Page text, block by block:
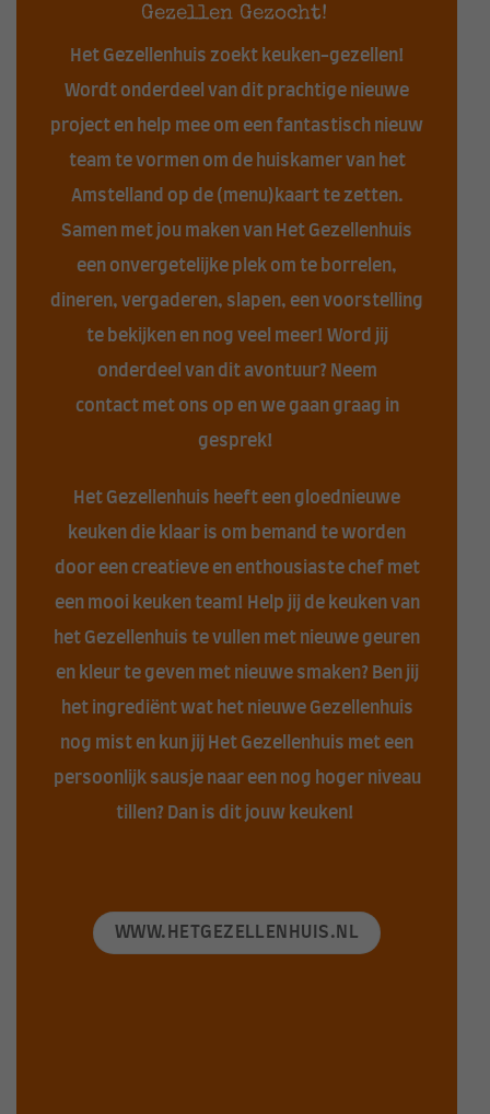
Gezellen Gezocht!
Het Gezellenhuis zoekt keuken-gezellen!
Wordt onderdeel van dit prachtige nieuwe
project en help mee om een fantastisch nieuw
team te vormen om de huiskamer van het
Amstelland op de (menu)kaart te zetten.
Samen met jou maken van Het Gezellenhuis
een onvergetelijke plek om te borrelen,
dineren, vergaderen, slapen, een voorstelling
te bekijken en nog veel meer! Word jij
onderdeel van dit avontuur? Neem
contactmet ons op en we gaan graag in
gesprek!
Het Gezellenhuis heeft een gloednieuwe
keuken die klaar is om bemand te worden
door een creatieve en enthousiaste chef met
een mooi keuken team! Help jij de keuken van
het Gezellenhuis te vullen met nieuwe geuren
en kleur te geven met nieuwe smaken? Ben jij
het ingrediënt wat het nieuwe Gezellenhuis
nog mist en kun jij Het Gezellenhuis met een
persoonlijk sausje naar een nog hoger niveau
tillen? Dan is dit jouw keuken!
WWW.HETGEZELLENHUIS.NL